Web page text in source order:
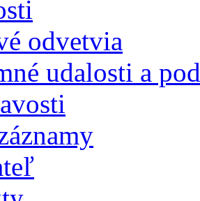
odvetvia
udalosti a